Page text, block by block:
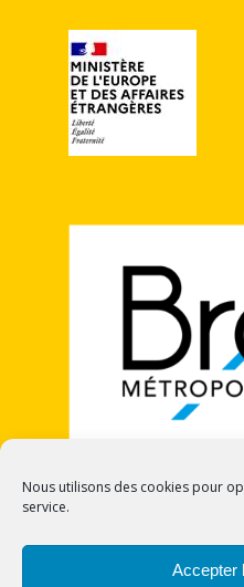
Nous utilisons des cookies pour
service.
Accepter
POLITIQUE DE COOKIES